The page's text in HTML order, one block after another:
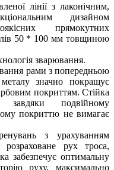
лінії з лаконічним,
дизайном
прямокутних
50 * 100 мм товщиною
зварювання.
рами з попередньою
значно покращує
покриттям. Стійка
подвійному
покриттю не вимагає
з урахуванням
рух троса,
забезпечує оптимальну
руху, максимально